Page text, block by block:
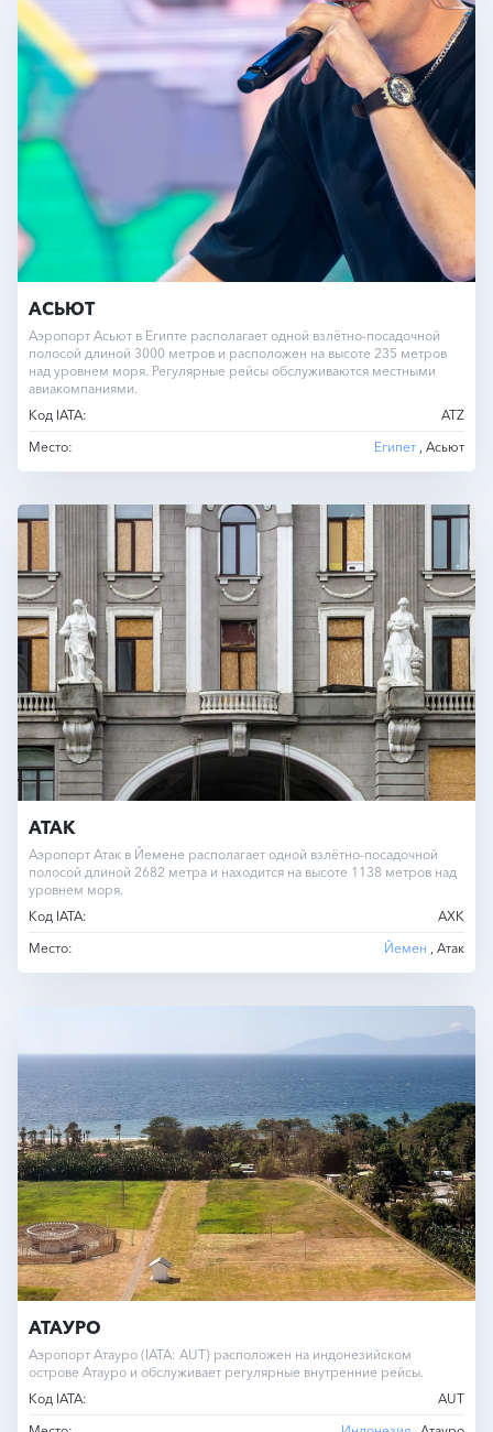
АСЬЮТ
Аэропорт Асьют в Египте располагает одной взлётно-посадочной
полосой длиной 3000 метров и расположен на высоте 235 метров
над уровнем моря. Регулярные рейсы обслуживаются местными
авиакомпаниями.
Код IATA:
ATZ
Место:
Египет , Асьют
АТАК
Аэропорт Атак в Йемене располагает одной взлётно-посадочной
полосой длиной 2682 метра и находится на высоте 1138 метров над
уровнем моря.
Код IATA:
AXK
Место:
Йемен , Атак
АТАУРО
Аэропорт Атауро (IATA: AUT) расположен на индонезийском
острове Атауро и обслуживает регулярные внутренние рейсы.
Код IATA:
AUT